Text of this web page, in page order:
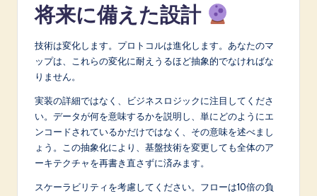
将来に備えた設計
技術は変化します。プロトコルは進化します。あなたのマ
ップは、これらの変化に耐えうるほど抽象的でなければな
りません。
実装の詳細ではなく、ビジネスロジックに注目してくださ
い。データが何を意味するかを説明し、単にどのようにエ
ンコードされているかだけではなく、その意味を述べまし
ょう。この抽象化により、基盤技術を変更しても全体のア
ーキテクチャを再書き直さずに済みます。
スケーラビリティを考慮してください。フローは10倍の負